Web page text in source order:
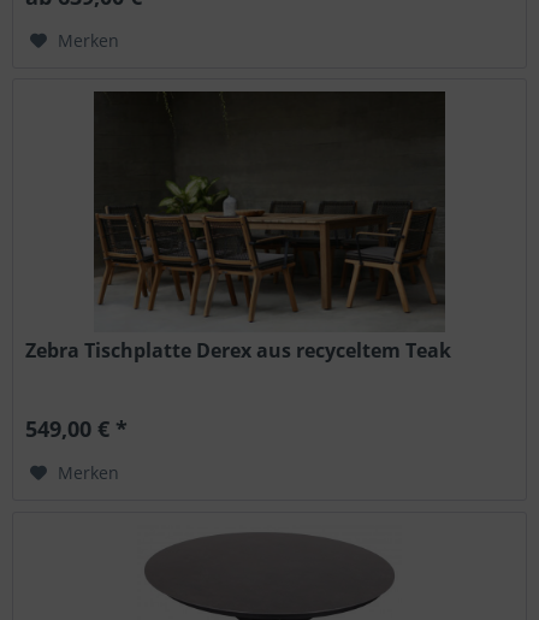
Merken
Zebra Tischplatte Derex aus recyceltem Teak
549,00 € *
Merken